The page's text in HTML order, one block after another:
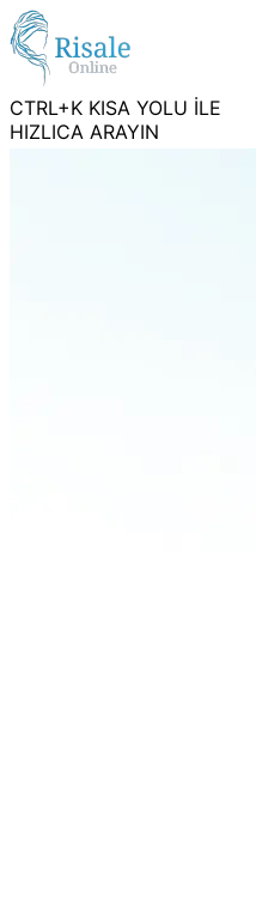
CTRL+K KISA YOLU İLE
HIZLICA ARAYIN